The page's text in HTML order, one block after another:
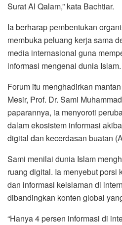
Surat Al Qalam,” kata Bachtiar.
Ia berharap pembentukan
membuka peluang kerja sama
media internasional guna
informasi mengenai dunia Islam.
Forum itu menghadirkan
Mesir, Prof. Dr. Sami
paparannya, ia menyoroti
dalam ekosistem informasi
digital dan kecerdasan buatan
Sami menilai dunia Islam
ruang digital. Ia menyebut porsi
dan informasi keislaman di
dibandingkan konten global
“Hanya 4 persen informasi di